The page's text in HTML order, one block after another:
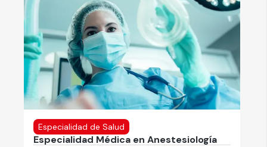
Especialidad de Salud
Especialidad Médica en Anestesiología